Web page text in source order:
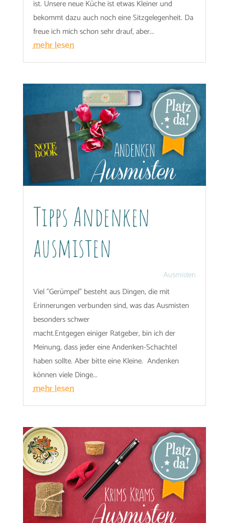
ist. Unsere neue Küche ist etwas Kleiner und
bekommt dazu auch noch eine Sitzgelegenheit. Da
freue ich mich schon sehr drauf, aber...
mehr lesen
Tipps Andenken
ausmisten
Ausmisten
Viel "Gerümpel" besteht aus Dingen, die mit
Erinnerungen verbunden sind, was das Ausmisten
besonders schwer
macht.Entgegen einiger Ratgeber, bin ich der
Meinung, dass jeder eine Andenken-Schachtel
haben sollte. Aber bitte eine Kleine. Andenken
können viele Dinge...
mehr lesen